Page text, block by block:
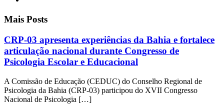
Mais Posts
CRP-03 apresenta experiências da Bahia e fortalece
articulação nacional durante Congresso de
Psicologia Escolar e Educacional
A Comissão de Educação (CEDUC) do Conselho Regional de
Psicologia da Bahia (CRP-03) participou do XVII Congresso
Nacional de Psicologia […]